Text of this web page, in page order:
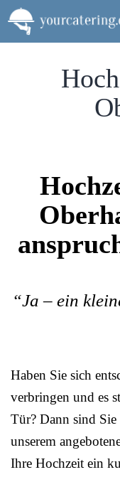
Zum
Inhalt
springen
“Ja – ein
Haben Sie sich
verbringen und es
Tür? Dann sind
unserem
Ihre Hochzeit ein